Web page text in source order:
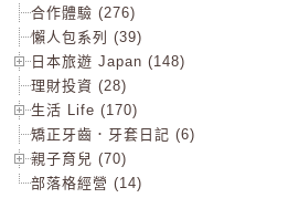
合作體驗 (276)
懶人包系列 (39)
日本旅遊 Japan (148)
理財投資 (28)
生活 Life (170)
矯正牙齒．牙套日記 (6)
親子育兒 (70)
部落格經營 (14)